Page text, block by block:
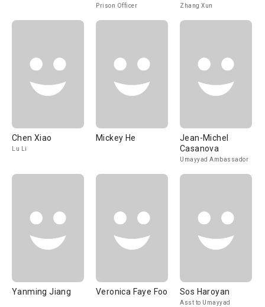
Prison Officer Zhang Xun
Chen Xiao
Lu Li
Mickey He
Jean-Michel
Casanova
Umayyad Ambassador
Yanming Jiang Veronica Faye Foo Sos Haroyan
Asst to Umayyad